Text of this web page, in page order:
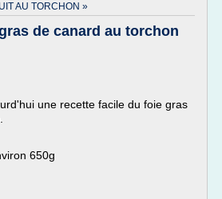
AU TORCHON »
de canard au torchon
une recette facile du foie gras
650g